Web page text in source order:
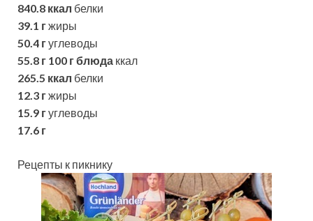
840.8 ккал белки
39.1 гжиры
50.4 гуглеводы
55.8 г 100 г блюда ккал
265.5 ккал белки
12.3 гжиры
15.9 гуглеводы
17.6 г
Рецепты к пикнику